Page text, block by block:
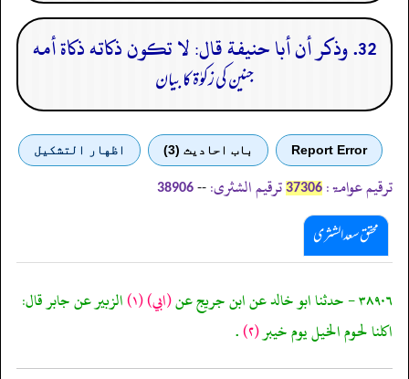
32. وذكر أن أبا حنيفة قال: لا تكون ذكاته ذكاة أمه
جنین کی زکوٰۃ کا بیان
Report Error باب احادیث (3) اظهار التشكيل
ترقیم عوامۃ: 37306 ترقیم الشثری: --
38906
محقق سعد الشثری
٣٨٩٠٦ - حدثنا ابو خالد عن ابن جريج عن (ابي)(١) الزبير عن جابر قال:
اكلنا لحوم الخيل يوم خيبر(٢) .